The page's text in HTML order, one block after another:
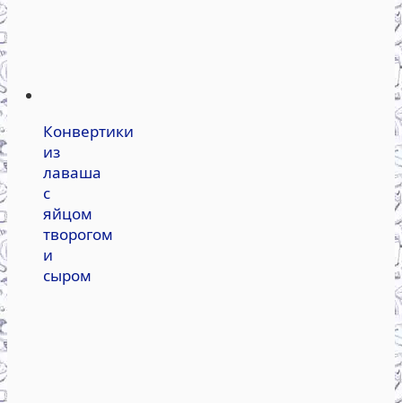
Конвертики
из
лаваша
с
яйцом
творогом
и
сыром